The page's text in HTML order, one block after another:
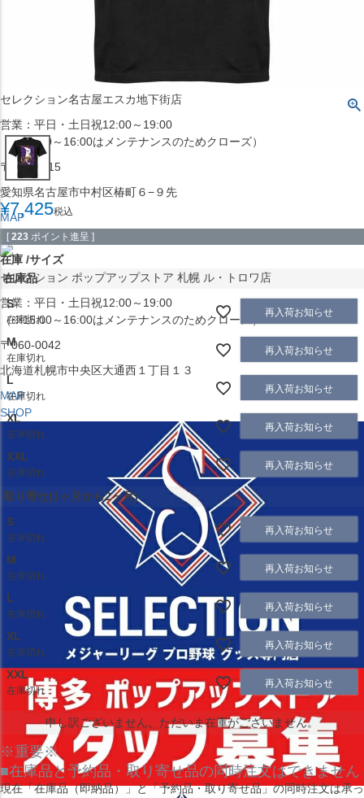
東京都千代田区神田三崎町２丁目２２−１ 1F
セレクション名古屋エスカ地下街店
営業：平日・土日祝12:00～19:00
（※15:00～16:00はメンテナンスのためクローズ）
〒453-0015
愛知県名古屋市中村区椿町６−９先
MAP
SHOP
セレクション ポップアップストア 札幌 ル・トロワ店
営業：平日・土日祝12:00～19:00
（※15:00～16:00はメンテナンスのためクローズ）
〒060-0042
北海道札幌市中央区大通西１丁目１３
MAP
SHOP
¥7,425税込
[ 223 ポイント進呈 ]
在庫 サイズ
在庫品
S
在庫切れ
再入荷お知らせ
M
在庫切れ
再入荷お知らせ
L
在庫切れ
再入荷お知らせ
XL
在庫切れ
再入荷お知らせ
XXL
在庫切れ
再入荷お知らせ
取り寄せ(1ヶ月から2ヶ月)
S
在庫切れ
再入荷お知らせ
M
在庫切れ
再入荷お知らせ
L
在庫切れ
再入荷お知らせ
XL
在庫切れ
再入荷お知らせ
XXL
在庫切れ
再入荷お知らせ
申し訳ございません。ただいま在庫がございません。
※重要※
■在庫品と予約品・取り寄せ品の同時注文はできません
現在「在庫品（即納品）」と「予約品・取り寄せ品」の同時注文は承っ